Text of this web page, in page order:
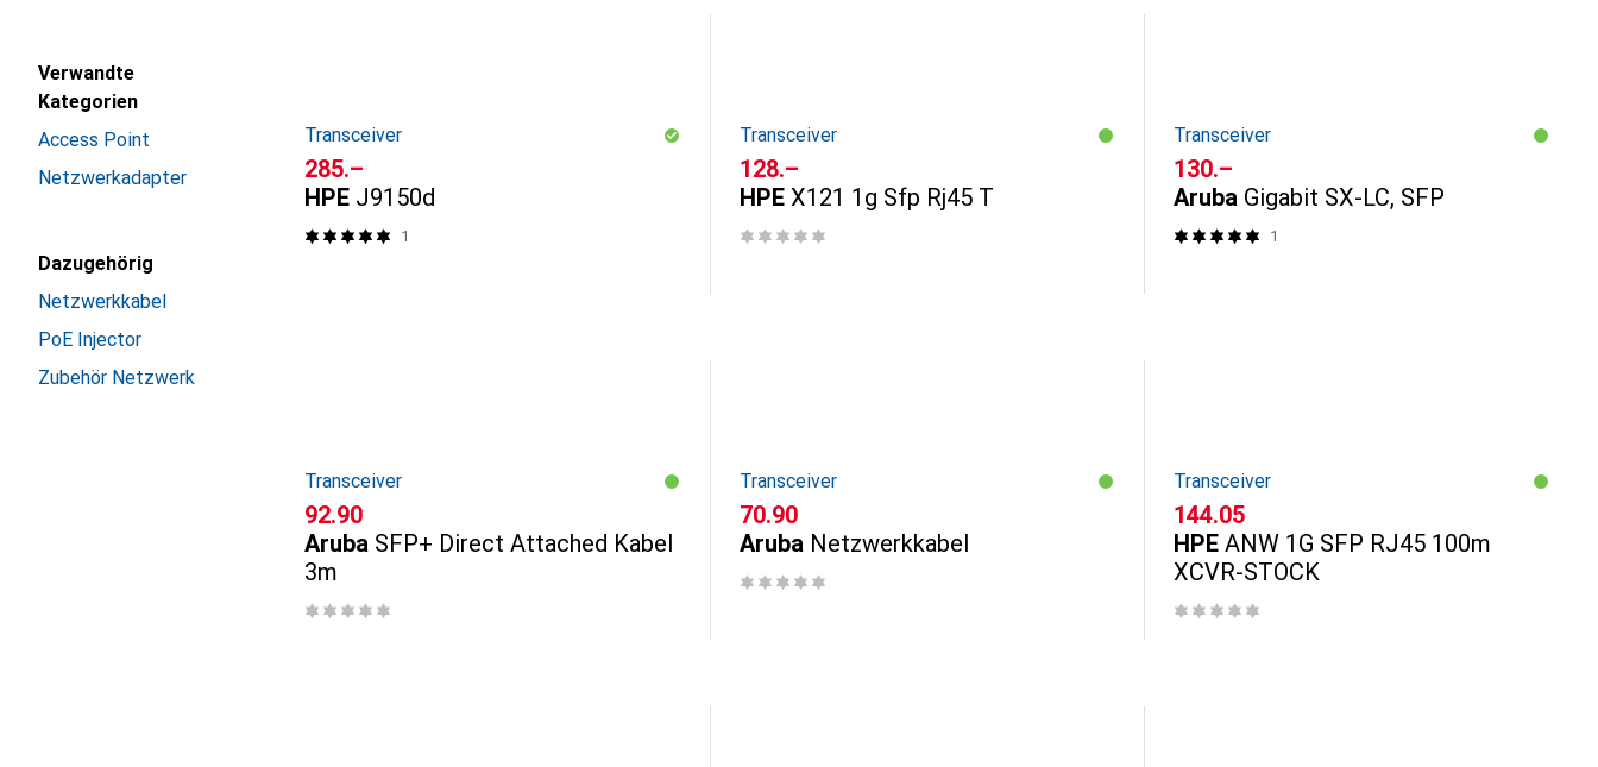
Verwandte
Kategorien
Access Point
Netzwerkadapter
Dazugehörig
Netzwerkkabel
PoE Injector
Zubehör Netzwerk
Transceiver
CHF
285.–
HPE J9150d
1
Transceiver
CHF
128.–
HPE X121 1g Sfp Rj45 T
Transceiver
CHF
130.–
Aruba Gigabit SX-LC, SFP
1
Transceiver
CHF
92.90
Aruba SFP+ Direct Attached Kabel
3m
Transceiver
CHF
70.90
Aruba Netzwerkkabel
Transceiver
CHF
144.05
HPE ANW 1G SFP RJ45 100m
XCVR-STOCK